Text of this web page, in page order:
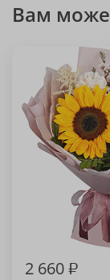
Вам
2 660₽